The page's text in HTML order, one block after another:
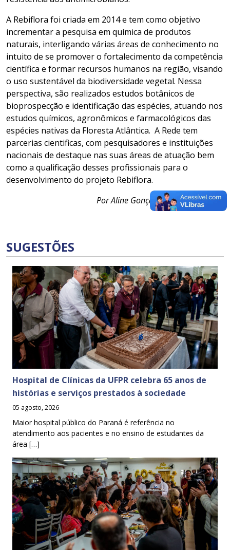
A Rebiflora foi criada em 2014 e tem como objetivo
incrementar a pesquisa em química de produtos
naturais, interligando várias áreas de conhecimento no
intuito de se promover o fortalecimento da competência
científica e formar recursos humanos na região, visando
o uso sustentável da biodiversidade vegetal. Nessa
perspectiva, são realizados estudos botânicos de
bioprospecção e identificação das espécies, atuando nos
estudos químicos, agronômicos e farmacológicos das
espécies nativas da Floresta Atlântica. A Rede tem
parcerias cientificas, com pesquisadores e instituições
nacionais de destaque nas suas áreas de atuação bem
como a qualificação desses profissionais para o
desenvolvimento do projeto Rebiflora.
Por Aline Gonçalves (Secom/Litoral)
SUGESTÕES
Hospital de Clínicas da UFPR celebra 65 anos de
histórias e serviços prestados à sociedade
05 agosto, 2026
Maior hospital público do Paraná é referência no
atendimento aos pacientes e no ensino de estudantes da
área […]